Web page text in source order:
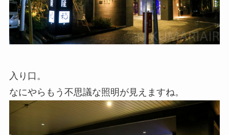
入り口。
なにやらもう不思議な照明が見えますね。